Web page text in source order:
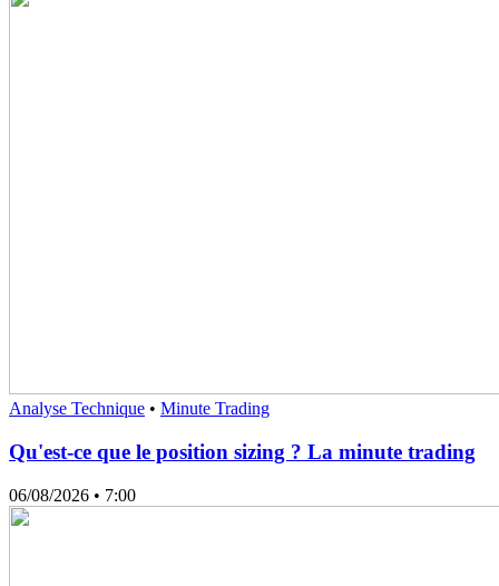
Analyse Technique • Minute Trading
Qu'est-ce que le position sizing ? La minute trading
06/08/2026 • 7:00